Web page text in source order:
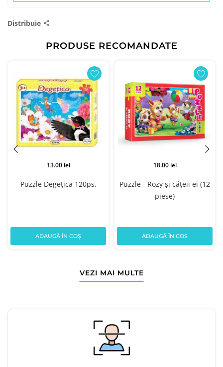
Distribuie
PRODUSE RECOMANDATE
Puzzle Degețica 120ps.
13.00 lei
ADAUGĂ ÎN COȘ
Puzzle - Rozy și cățeii ei (12
piese)
18.00 lei
ADAUGĂ ÎN COȘ
VEZI MAI MULTE